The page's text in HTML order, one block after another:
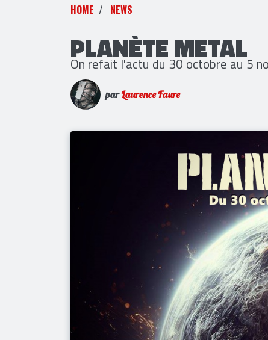
HOME NEWS
PLANÈTE METAL
On refait l'actu du 30 octobre au 5
parLaurence Faure